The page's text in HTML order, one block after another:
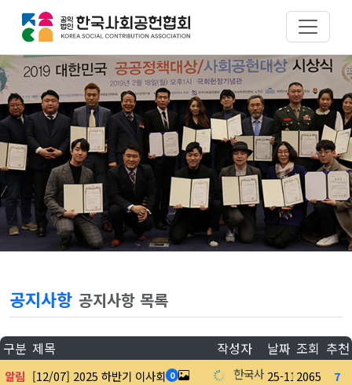
공지사항 공지사항 목록
구분 제목 작성자 날짜 조회 추천
알림 [12/07] 2025 하반기 이사회 0 한국사회공헌협회
25-11-18
2065 7